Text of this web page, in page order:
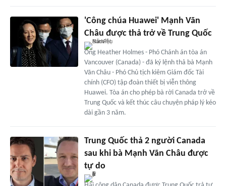
'Công chúa Huawei' Mạnh Vãn
Châu được thả trở về Trung Quốc
Ông Heather Holmes - Phó Chánh án tòa án
Vancouver (Canada) - đã ký lệnh thả bà Mạnh
Vãn Châu - Phó Chủ tịch kiêm Giám đốc Tài
chính (CFO) tập đoàn thiết bị viễn thông
Huawei. Tòa án cho phép bà rời Canada trở về
Trung Quốc và kết thúc câu chuyện pháp lý kéo
dài gần 3 năm.
Trung Quốc thả 2 người Canada
sau khi bà Mạnh Vãn Châu được
tự do